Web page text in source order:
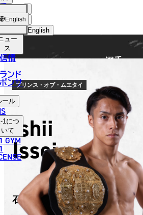
English
中文（简体）
中文（繁體）
ไทย
العربية
ョッ
プ
ュー
ス
情
ンド
ンサ
ール
1につ
いて
GYM
English
選手
プリンス・オブ・ムエタイ
Ishii
Issei
石井 一成